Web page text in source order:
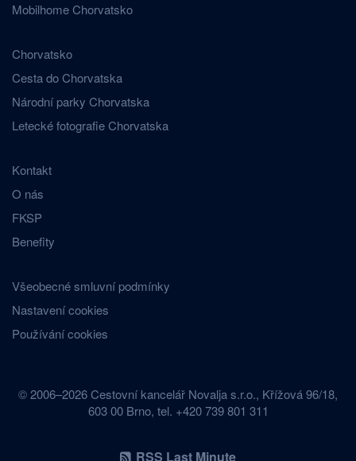
Mobilhome Chorvatsko
Chorvatsko
Cesta do Chorvatska
Národní parky Chorvatska
Letecké fotografie Chorvatska
Kontakt
O nás
FKSP
Benefity
Všeobecné smluvní podmínky
Nastavení cookies
Používání cookies
© 2006–2026 Cestovní kancelář Novalja s.r.o., Křížová 96/18,
603 00 Brno, tel. +420 739 801 311
RSS Last Minute